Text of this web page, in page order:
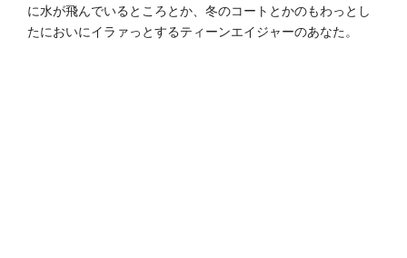
に水が飛んでいるところとか、冬のコートとかのもわっとし
たにおいにイラァっとするティーンエイジャーのあなた。